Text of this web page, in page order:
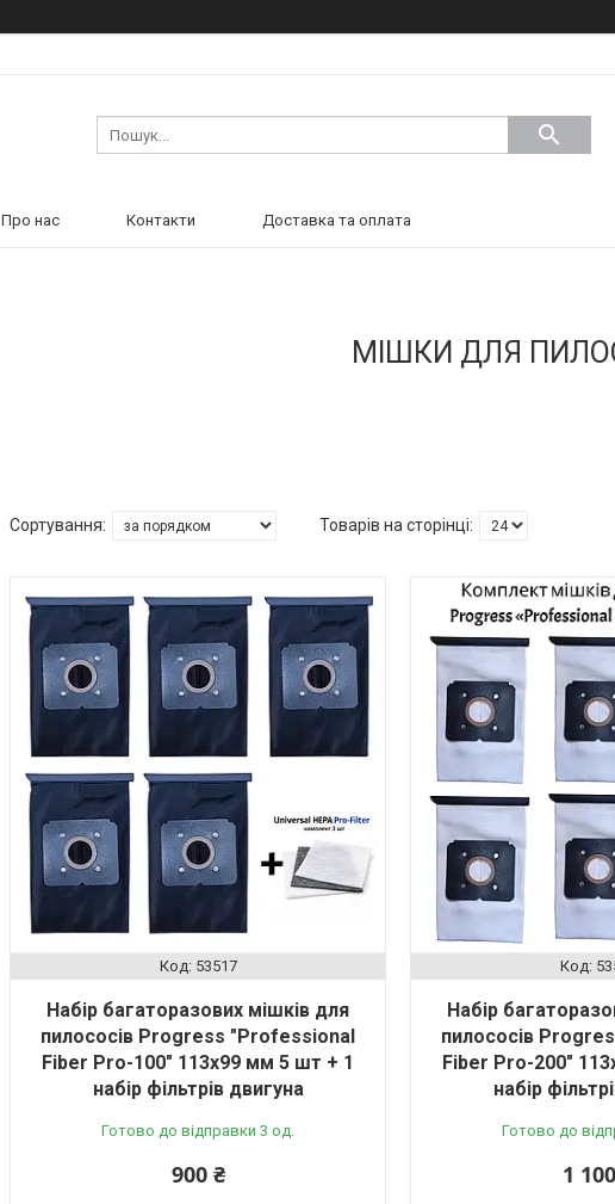
Про нас Контакти Доставка та оплата
МІШКИ ДЛЯ
53517
Набір багаторазових мішків для
пилососів Progress "Professional
Fiber Pro-100" 113х99 мм 5 шт + 1
набір фільтрів двигуна
Готово до відправки 3 од.
900 ₴
Набір
пилососів
Fiber Pro-200"
набір
Готово до
1